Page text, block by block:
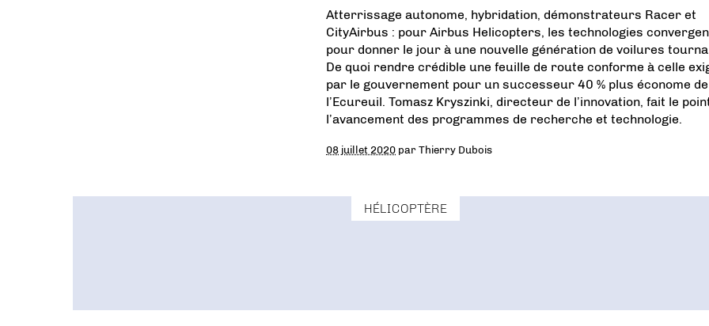
Atterrissage autonome, hybridation, démonstrateurs Racer et
CityAirbus : pour Airbus Helicopters, les technologies
pour donner le jour à une nouvelle génération de voilures
De quoi rendre crédible une feuille de route conforme à celle
par le gouvernement pour un successeur 40 % plus économe de
l’Ecureuil. Tomasz Kryszinki, directeur de l’innovation, fait le
l’avancement des programmes de recherche et technologie.
08 juillet 2020 parThierry Dubois
HÉLICOPTÈRE